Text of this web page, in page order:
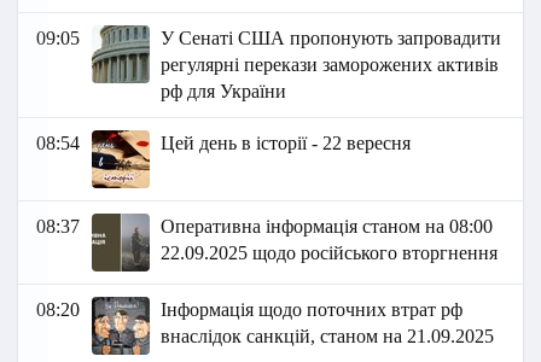
09:05
У Сенаті США пропонують запровадити
регулярні перекази заморожених активів
рф для України
08:54 Цей день в історії - 22 вересня
08:37
Оперативна інформація станом на 08:00
22.09.2025 щодо російського вторгнення
08:20
Інформація щодо поточних втрат рф
внаслідок санкцій, станом на 21.09.2025